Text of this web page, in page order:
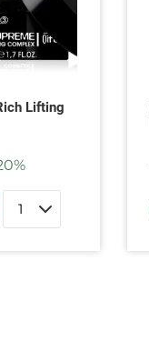
Lifting